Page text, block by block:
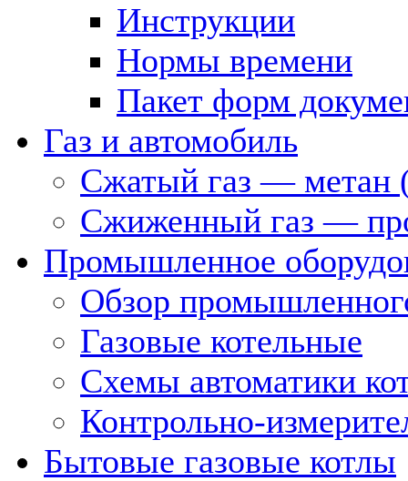
Инструкции
Нормы времени
Пакет форм
Газ и автомобиль
Сжатый газ — метан
Сжиженный газ —
Промышленное
Обзор
Газовые котельные
Схемы автоматики
Контрольно-
Бытовые газовые котлы